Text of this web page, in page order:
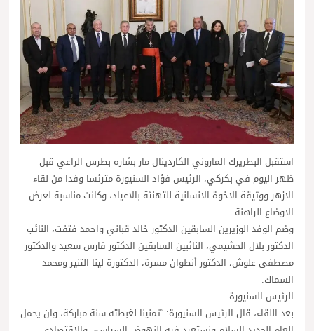
استقبل البطريرك الماروني الكاردينال مار بشاره بطرس الراعي قبل
ظهر اليوم في بكركي، الرئيس فؤاد السنيورة مترئسا وفدا من لقاء
الازهر ووثيقة الاخوة الانسانية للتهنئة بالاعياد، وكانت مناسبة لعرض
الاوضاع الراهنة.
وضم الوفد الوزيرين السابقين الدكتور خالد قباني واحمد فتفت، النائب
الدكتور بلال الحشيمي، النائبين السابقين الدكتور فارس سعيد والدكتور
مصطفى علوش، الدكتور أنطوان مسرة، الدكتورة لينا التنير ومحمد
السماك.
الرئيس السنيورة
بعد اللقاء، قال الرئيس السنيورة: “تمنينا لغبطته سنة مباركة، وان يحمل